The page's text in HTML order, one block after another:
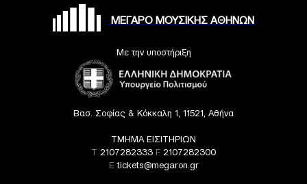
ΜΕΓΑΡΟ ΜΟΥΣΙΚΗΣ ΑΘΗΝΩΝ
Με την υποστήριξη
Βασ. Σοφίας & Κόκκαλη 1, 11521, Αθήνα
ΤΜΗΜΑ ΕΙΣΙΤΗΡΙΩΝ
T 2107282333 F 2107282300
Etickets@megaron.gr